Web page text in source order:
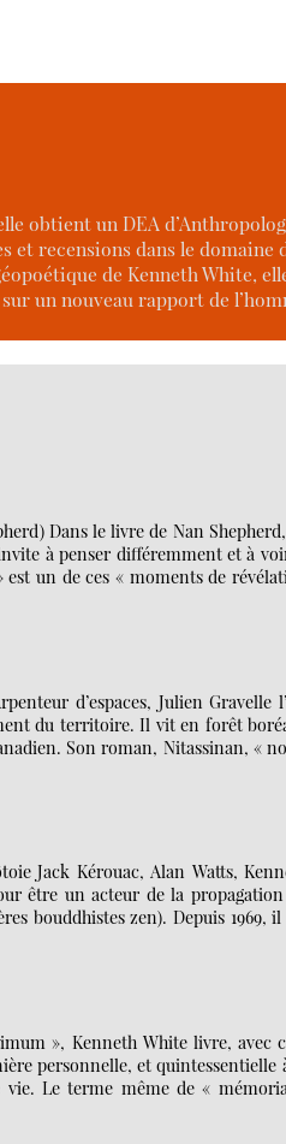
obtient un DEA
recensions dans le domaine
de Kenneth White,
un nouveau rapport de
Dans le livre de Nan
à penser différemment et à
est un de ces « moments de
d’espaces, Julien Gravelle
du territoire. Il vit en forêt
Son roman, Nitassinan, «
Jack Kérouac, Alan Watts,
être un acteur de la
bouddhistes zen). Depuis 1969, il
», Kenneth White livre, avec
personnelle, et quintessentielle
vie. Le terme même de «